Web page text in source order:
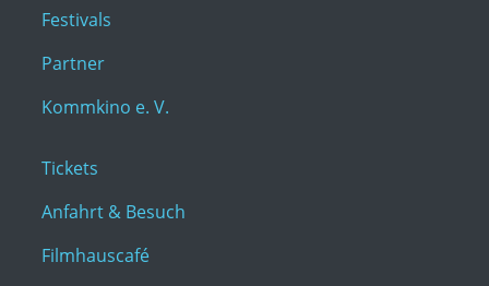
Festivals
Partner
Kommkino e. V.
Tickets
Anfahrt & Besuch
Filmhauscafé